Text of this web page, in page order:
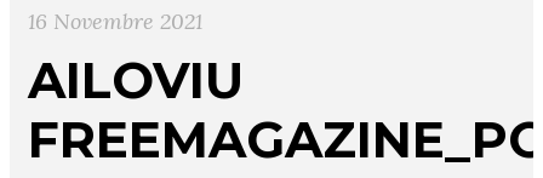
16 Novembre 2021
AILOVIU